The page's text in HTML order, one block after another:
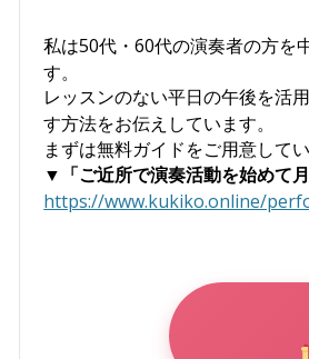
私は50代・60代の演奏者の方を
す。
レッスンのない平日の午後を活
す方法をお伝えしています。
まずは無料ガイドをご用意してい
▼「ご近所で演奏活動を始めて
https://www.kukiko.online/